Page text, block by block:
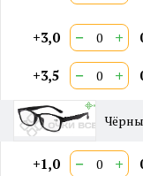
+3,0 − +
+3,5 − +
+1,0 − +